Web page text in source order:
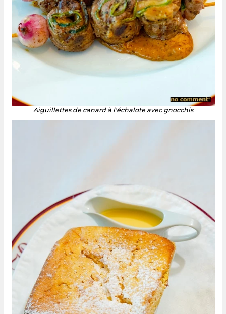
Aiguillettes de canard à l'échalote avec gnocchis